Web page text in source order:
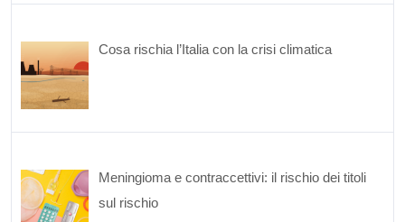
Cosa rischia l’Italia con la crisi climatica
Meningioma e contraccettivi: il rischio dei titoli
sul rischio